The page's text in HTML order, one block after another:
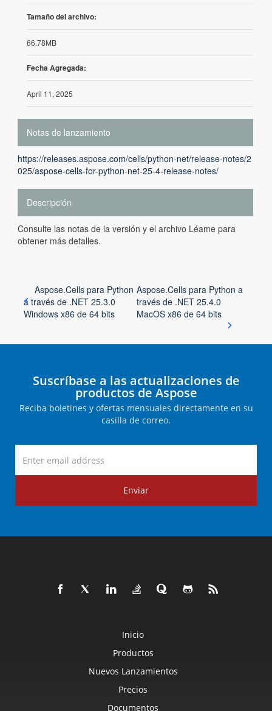
Tamaño del archivo:
66.78MB
Fecha Agregada:
April 11, 2025
Notas de lanzamiento
https://releases.aspose.com/cells/python-net/release-notes/2
025/aspose-cells-for-python-net-25-4-release-notes/
Descripción
Consulte las notas de la versión y el archivo Léame para
obtener más detalles.
Aspose.Cells para Python
a través de .NET 25.3.0
Windows x86 de 64 bits
Aspose.Cells para Python a
través de .NET 25.4.0
MacOS x86 de 64 bits
Suscríbase a las actualizaciones de
productos de Aspose
Reciba boletines y ofertas mensuales directamente en su
casilla de correo.
Enviar
Inicio
Productos
Nuevos Lanzamientos
Precios
Documentos